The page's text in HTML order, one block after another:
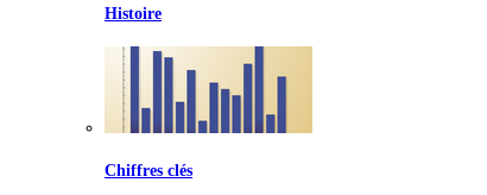
Histoire
Chiffres clés